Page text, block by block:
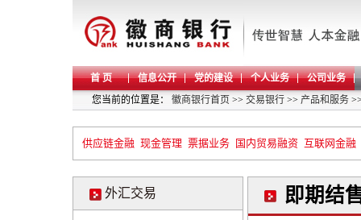
首 页 信息公开 党的建设 个人业务
公司业务
您当前的位置是： 徽商银行首页 >> 交易银行 >> 产品和服务
供应链金融 现金管理 票据业务 国内贸易融资 互联网金融
外汇交易 即期结